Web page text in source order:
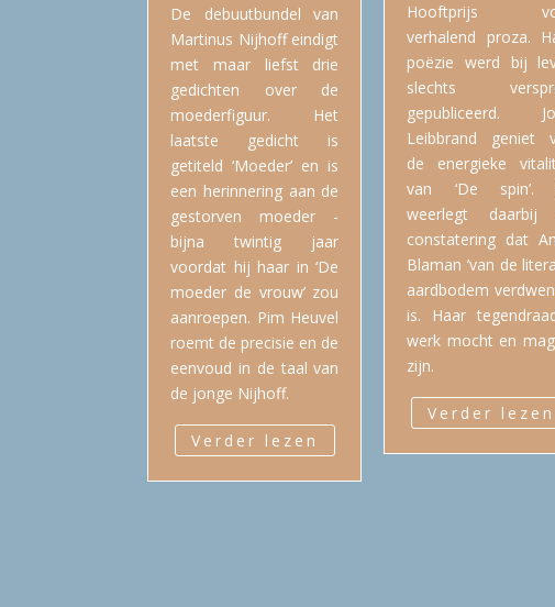
Hooftprijs
verhalend proza.
poëzie werd bij
slechts
gepubliceerd.
Leibbrand geniet
de energieke
van ‘De spin’.
weerlegt daarbij
constatering dat
Blaman ’van de
aardbodem
is. Haar
werk mocht en
zijn.
Verder lezen
De debuutbundel van
Martinus Nijhoff eindigt
met maar liefst drie
gedichten over de
moederfiguur. Het
laatste gedicht is
getiteld ‘Moeder’ en is
een herinnering aan de
gestorven moeder -
bijna twintig jaar
voordat hij haar in ‘De
moeder de vrouw’ zou
aanroepen. Pim Heuvel
roemt de precisie en de
eenvoud in de taal van
de jonge Nijhoff.
Verder lezen